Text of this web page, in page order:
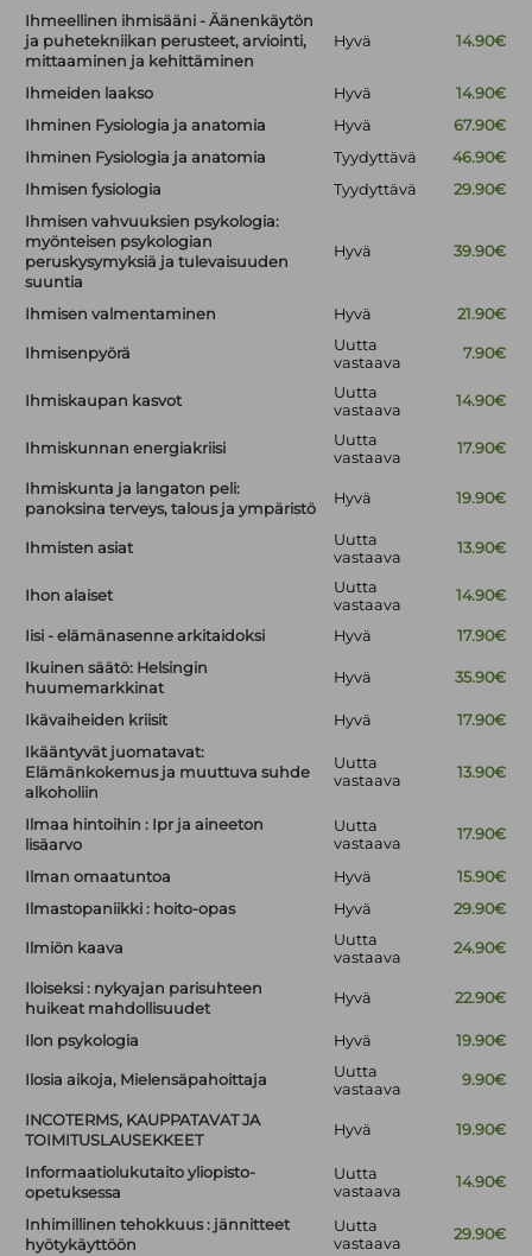
Ihmeellinen ihmisääni - Äänenkäytön
ja puhetekniikan perusteet, arviointi,
mittaaminen ja kehittäminen
Hyvä 14.90€
Ihmeiden laakso Hyvä
14.90€
Ihminen Fysiologia ja anatomia
Hyvä
67.90€
Ihminen Fysiologia ja anatomia
Tyydyttävä
46.90€
Ihmisen fysiologia
Tyydyttävä
29.90€
Ihmisen vahvuuksien psykologia:
myönteisen psykologian
peruskysymyksiä ja tulevaisuuden
suuntia
Hyvä 39.90€
Ihmisen valmentaminen Hyvä 21.90€
Ihmisenpyörä
Uutta
vastaava
7.90€
Ihmiskaupan kasvot
Uutta
vastaava
14.90€
Ihmiskunnan energiakriisi
Uutta
vastaava
17.90€
Ihmiskunta ja langaton peli:
panoksina terveys, talous ja ympäristö
Hyvä 19.90€
Ihmisten asiat
Uutta
vastaava
13.90€
Ihon alaiset
Uutta
vastaava
14.90€
Iisi - elämänasenne arkitaidoksi Hyvä
17.90€
Ikuinen säätö: Helsingin
huumemarkkinat
Hyvä 35.90€
Ikävaiheiden kriisit Hyvä
17.90€
Ikääntyvät juomatavat:
Elämänkokemus ja muuttuva suhde
alkoholiin
Uutta
vastaava
13.90€
Ilmaa hintoihin : Ipr ja aineeton
lisäarvo
Uutta
vastaava
17.90€
Ilman omaatuntoa Hyvä
15.90€
Ilmastopaniikki : hoito-opas
Hyvä 29.90€
Ilmiön kaava
Uutta
vastaava
24.90€
Iloiseksi : nykyajan parisuhteen
huikeat mahdollisuudet
Hyvä 22.90€
Ilon psykologia Hyvä 19.90€
Ilosia aikoja, Mielensäpahoittaja
Uutta
vastaava
9.90€
INCOTERMS, KAUPPATAVAT JA
TOIMITUSLAUSEKKEET
Hyvä 19.90€
Informaatiolukutaito yliopisto-
opetuksessa
Uutta
vastaava
14.90€
Inhimillinen tehokkuus : jännitteet
hyötykäyttöön
Uutta
vastaava
29.90€